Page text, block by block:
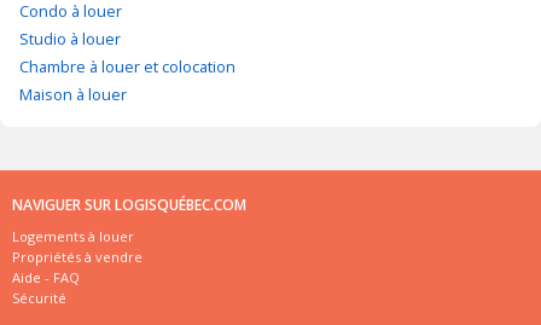
Condo à louer
Studio à louer
Chambre à louer et colocation
Maison à louer
NAVIGUER SUR LOGISQUÉBEC.COM
Logements à louer
Propriétés à vendre
Aide - FAQ
Sécurité